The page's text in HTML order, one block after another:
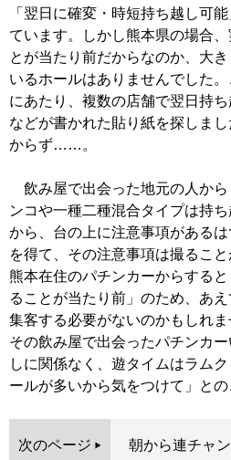
「翌日に確変・時短持ち越し可
ています。しかし熊本県の場合、
とが当たり前だからなのか、大
いるホールはありませんでした。
にあたり、複数の店舗で翌日持
などが書かれた貼り紙を探しま
からず……。
飲み屋で出会った地元の人から
ンコや一種二種混合タイプは持
から、台の上に注意事項がある
を得て、その注意事項は撮ること
熊本在住のパチンカーからする
ることが当たり前」のため、あ
集客する必要がないのかもしれ
その飲み屋で出会ったパチンカ
しに関係なく、遊タイムはラム
ールが多いから気をつけて」との
次のページ 朝から連チャ